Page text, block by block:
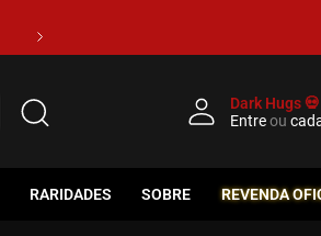
Dark Hugs 💀
Entreou
RARIDADES SOBRE REVENDA